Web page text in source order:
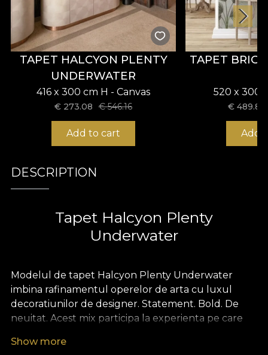
TAPET HALCYON PLENTY
UNDERWATER
416 x 300 cm H - Canvas
€ 273.08 €546.16
Add to cart
TAPET
520 x 300
€489.83
Add
DESCRIPTION
Tapet Halcyon Plenty
Underwater
Modelul de tapet Halcyon Plenty Underwater
imbina rafinamentul operelor de arta cu luxul
decoratiunilor de designer. Statement. Bold. De
neuitat. Acest mix participa la experienta pe care
Redefinim confortul ca pe o stare de fapt. O oferim
Show more